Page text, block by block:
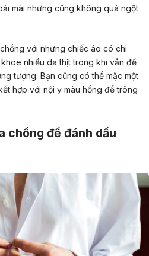
mái nhưng cũng không quá ngột
với những chiếc áo có chi
nhiều da thịt trong khi vẫn để
tượng. Bạn cũng có thể mặc một
hợp với nội y màu hồng để trông
chồng để đánh dấu